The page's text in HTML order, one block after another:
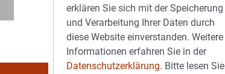
erklären Sie sich mit der Speicherung
und Verarbeitung Ihrer Daten durch
diese Website einverstanden. Weitere
Informationen erfahren Sie in der
Datenschutzerklärung. Bitte lesen Sie